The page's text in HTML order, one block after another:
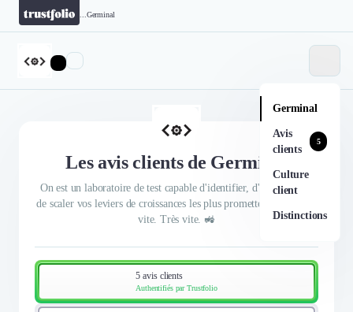
Germinal
Germinal
Avis
clients
5
Culture
client
Distinctions
Les avis clients de Germinal
On est un laboratoire de test capable d'identifier, d'optimiser, et
de scaler vos leviers de croissances les plus prometteurs. Et ça va
vite. Très vite. 🚜
5 avis clients
Authentifiés par Trustfolio